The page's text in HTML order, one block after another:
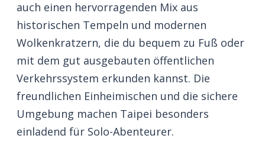
auch einen hervorragenden Mix aus
historischen Tempeln und modernen
Wolkenkratzern, die du bequem zu Fuß oder
mit dem gut ausgebauten öffentlichen
Verkehrssystem erkunden kannst. Die
freundlichen Einheimischen und die sichere
Umgebung machen Taipei besonders
einladend für Solo-Abenteurer.